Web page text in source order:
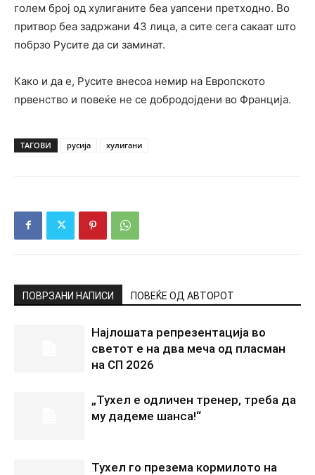
голем број од хулиганите беа уапсени претходно. Во
притвор беа задржани 43 лица, а сите сега сакаат што
побрзо Русите да си заминат.
Како и да е, Русите внесоа немир на Европското
првенство и повеќе не се добродојдени во Франција.
ТАГОВИ русија хулигани
ПОВРЗАНИ НАПИСИ ПОВЕЌЕ ОД АВТОРОТ
Најлошата репрезентација во
светот е на два меча од пласман
на СП 2026
„Тухел е одличен тренер, треба да
му дадеме шанса!“
Тухел го презема кормилото на